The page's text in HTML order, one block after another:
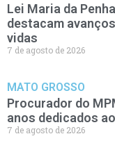
Lei Maria da
destacam
vidas
7 de agosto de 2026
MATO GROSSO
Procurador do
anos dedicados
7 de agosto de 2026